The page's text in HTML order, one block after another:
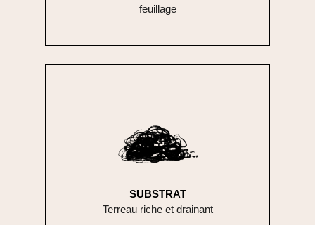
feuillage
SUBSTRAT
Terreau riche et drainant